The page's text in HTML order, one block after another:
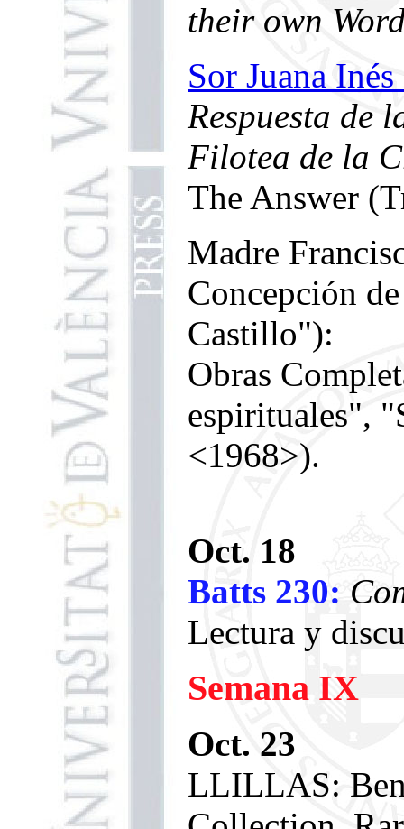
their own
Sor Juana
Respuesta de
Filotea de la
The Answer
Madre
Concepción
Castillo"):
Obras
espirituales",
<1968>).
Oct. 18
Batts 230:
Lectura y
Semana IX
Oct. 23
LLILLAS: